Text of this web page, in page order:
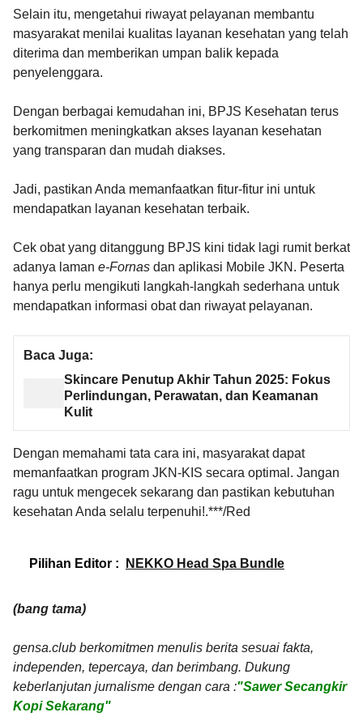
Selain itu, mengetahui riwayat pelayanan membantu
masyarakat menilai kualitas layanan kesehatan yang telah
diterima dan memberikan umpan balik kepada
penyelenggara.
Dengan berbagai kemudahan ini, BPJS Kesehatan terus
berkomitmen meningkatkan akses layanan kesehatan
yang transparan dan mudah diakses.
Jadi, pastikan Anda memanfaatkan fitur-fitur ini untuk
mendapatkan layanan kesehatan terbaik.
Cek obat yang ditanggung BPJS kini tidak lagi rumit berkat
adanya laman e-Fornas dan aplikasi Mobile JKN. Peserta
hanya perlu mengikuti langkah-langkah sederhana untuk
mendapatkan informasi obat dan riwayat pelayanan.
Baca Juga:
Skincare Penutup Akhir Tahun 2025: Fokus
Perlindungan, Perawatan, dan Keamanan
Kulit
Dengan memahami tata cara ini, masyarakat dapat
memanfaatkan program JKN-KIS secara optimal. Jangan
ragu untuk mengecek sekarang dan pastikan kebutuhan
kesehatan Anda selalu terpenuhi!.***/Red
Pilihan Editor : NEKKO Head Spa Bundle
(bang tama)
gensa.club berkomitmen menulis berita sesuai fakta,
independen, tepercaya, dan berimbang. Dukung
keberlanjutan jurnalisme dengan cara :"Sawer Secangkir
Kopi Sekarang"